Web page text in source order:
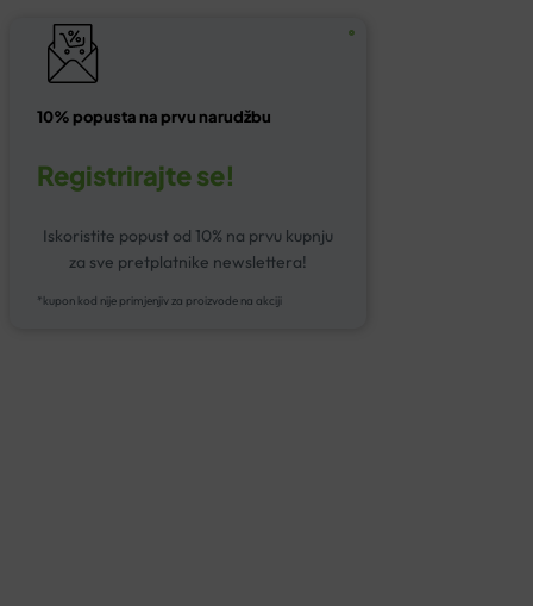
10% popusta na prvu narudžbu
Registrirajte se!
Iskoristite popust od 10% na prvu kupnju
za sve pretplatnike newslettera!
*kupon kod nije primjenjiv za proizvode na akciji